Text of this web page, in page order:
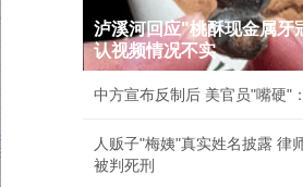
泸溪河回应"桃酥现金属牙
认视频情况不实
中方宣布反制后 美官员"嘴硬"
人贩子"梅姨"真实姓名披露 律
被判死刑